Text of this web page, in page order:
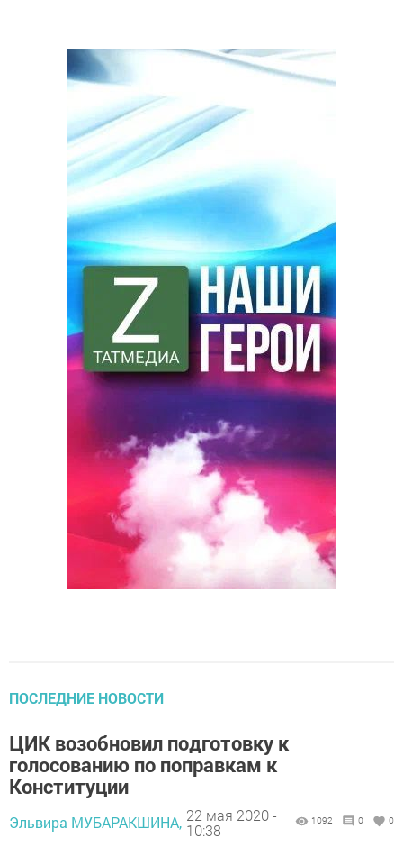
ПОСЛЕДНИЕ НОВОСТИ
ЦИК возобновил подготовку к
голосованию по поправкам к
Конституции
Эльвира МУБАРАКШИНА, 22 мая 2020 -
10:38
1092 0 0